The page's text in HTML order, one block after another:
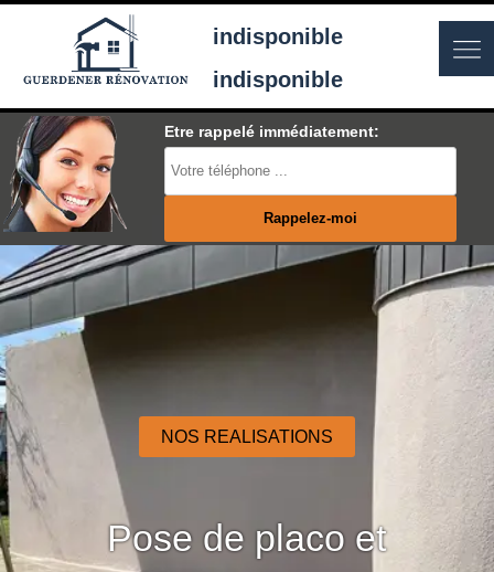
indisponible
indisponible
Etre rappelé immédiatement:
NOS REALISATIONS
Pose de placo et